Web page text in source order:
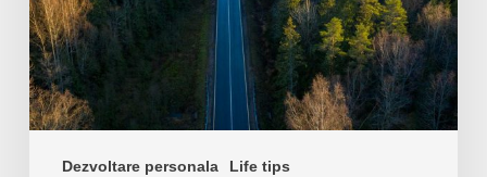
Dezvoltare personala Life tips